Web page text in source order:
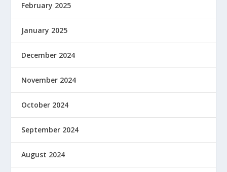
February 2025
January 2025
December 2024
November 2024
October 2024
September 2024
August 2024